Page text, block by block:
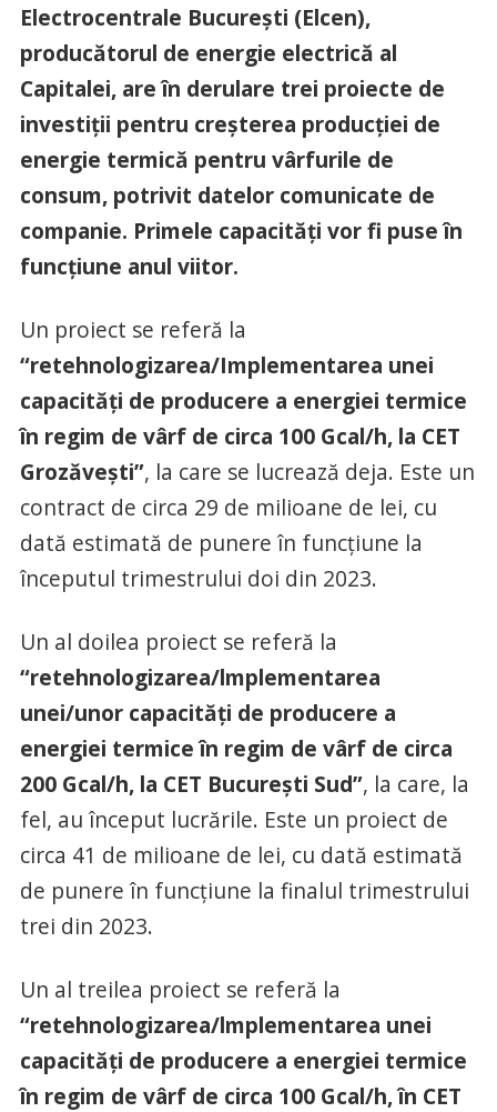
Electrocentrale București (Elcen),
producătorul de energie electrică al
Capitalei, are în derulare trei proiecte de
investiții pentru creșterea producției de
energie termică pentru vârfurile de
consum, potrivit datelor comunicate de
companie. Primele capacități vor fi puse în
funcțiune anul viitor.
Un proiect se referă la
“retehnologizarea/Implementarea unei
capacități de producere a energiei termice
în regim de vârf de circa 100 Gcal/h, la CET
Grozăvești”, la care se lucrează deja. Este un
contract de circa 29 de milioane de lei, cu
dată estimată de punere în funcțiune la
începutul trimestrului doi din 2023.
Un al doilea proiect se referă la
“retehnologizarea/lmplementarea
unei/unor capacități de producere a
energiei termice în regim de vârf de circa
200 Gcal/h, la CET Bucureşti Sud”, la care, la
fel, au început lucrările. Este un proiect de
circa 41 de milioane de lei, cu dată estimată
de punere în funcțiune la finalul trimestrului
trei din 2023.
Un al treilea proiect se referă la
“retehnologizarea/lmplementarea unei
capacități de producere a energiei termice
în regim de vârf de circa 100 Gcal/h, în CET